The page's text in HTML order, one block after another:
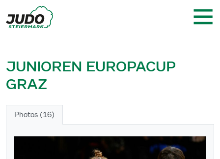
JUNIOREN EUROPACUP
GRAZ
Photos (16)